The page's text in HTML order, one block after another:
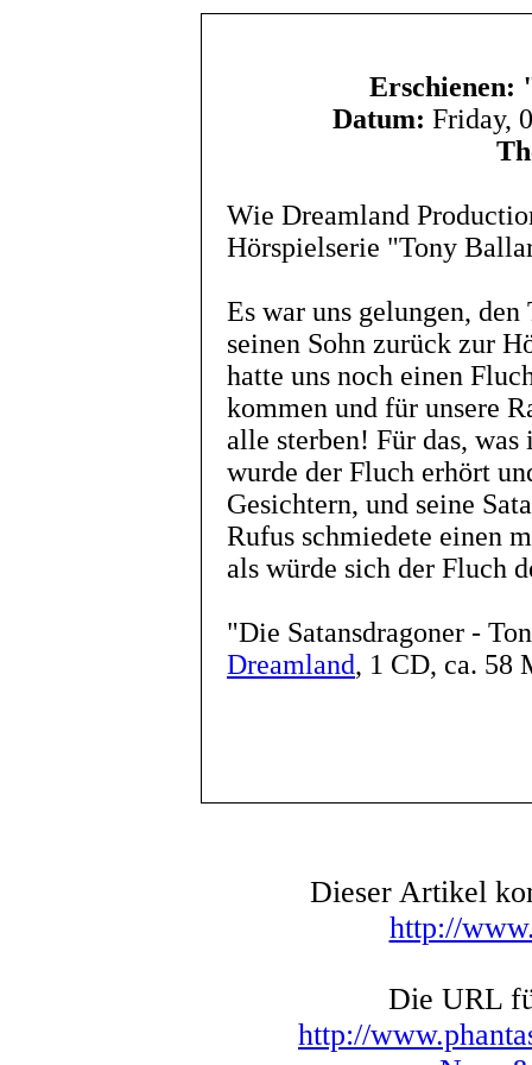
Erschienen:
Datum: Friday,
Wie Dreamland
Hörspielserie "Tony
Es war uns gelungen,
seinen Sohn zurück zur
hatte uns noch einen
kommen und für unsere
alle sterben! Für das,
wurde der Fluch erhört
Gesichtern, und seine
Rufus schmiedete einen
als würde sich der Fluch
"Die Satansdragoner -
Dreamland, 1 CD, ca. 58
Dieser Artikel
http://
Die URL
http://